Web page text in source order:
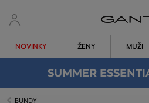
NOVINKY ŽENY MUŽI
SUMMER
BUNDY